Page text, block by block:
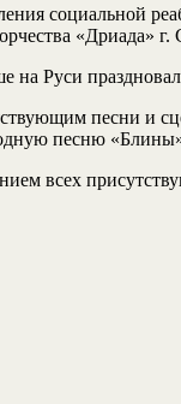
«Дриада» г.
Руси
песни и
песню
всех